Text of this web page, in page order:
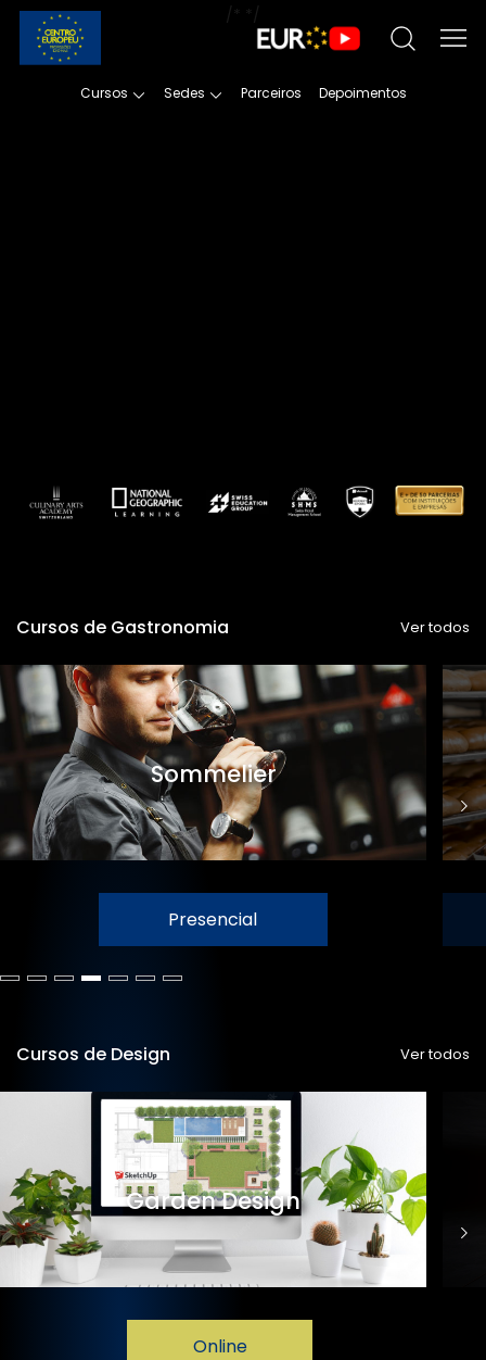
Cursos Sedes Parceiros Depoimentos
/* */
Cursos de Gastronomia Ver todos
Sommelier
Presencial
Cursos de Design Ver todos
Garden Design
Online